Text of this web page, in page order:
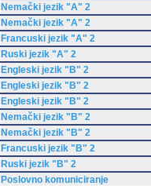
Nemački jezik "A" 2
Nemački jezik "A" 2
Francuski jezik "A" 2
Ruski jezik "A" 2
Engleski jezik "B" 2
Engleski jezik "B" 2
Engleski jezik "B" 2
Nemački jezik "B" 2
Nemački jezik "B" 2
Francuski jezik "B" 2
Ruski jezik "B" 2
Poslovno komuniciranje